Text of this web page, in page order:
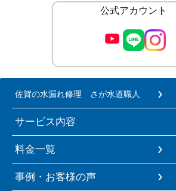
公式アカウント
佐賀の水漏れ修理 さが水道職人
サービス内容
料金一覧
事例・お客様の声